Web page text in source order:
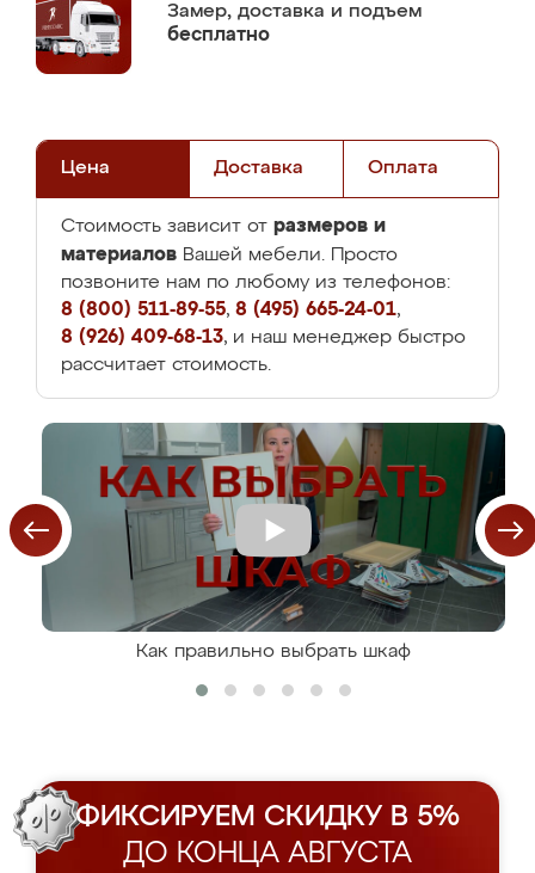
Замер, доставка и подъем
бесплатно
Цена Доставка Оплата
Стоимость зависит от размеров и
материалов Вашей мебели. Просто
позвоните нам по любому из телефонов:
8 (800) 511-89-55, 8 (495) 665-24-01,
8 (926) 409-68-13, и наш менеджер быстро
рассчитает стоимость.
Как правильно выбрать шкаф
ФИКСИРУЕМ СКИДКУ В 5%
ДО КОНЦА АВГУСТА